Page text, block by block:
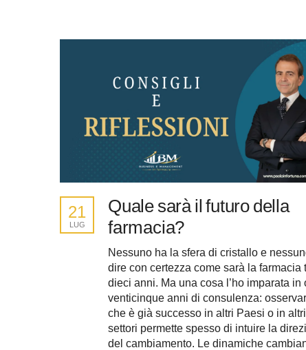
Quale sarà il futuro della
farmacia?
21
LUG
Nessuno ha la sfera di cristallo e
dire con certezza come sarà la farmacia
dieci anni. Ma una cosa l’ho imparata in
venticinque anni di consulenza:
che è già successo in altri Paesi o in altri
settori permette spesso di intuire la
del cambiamento. Le dinamiche